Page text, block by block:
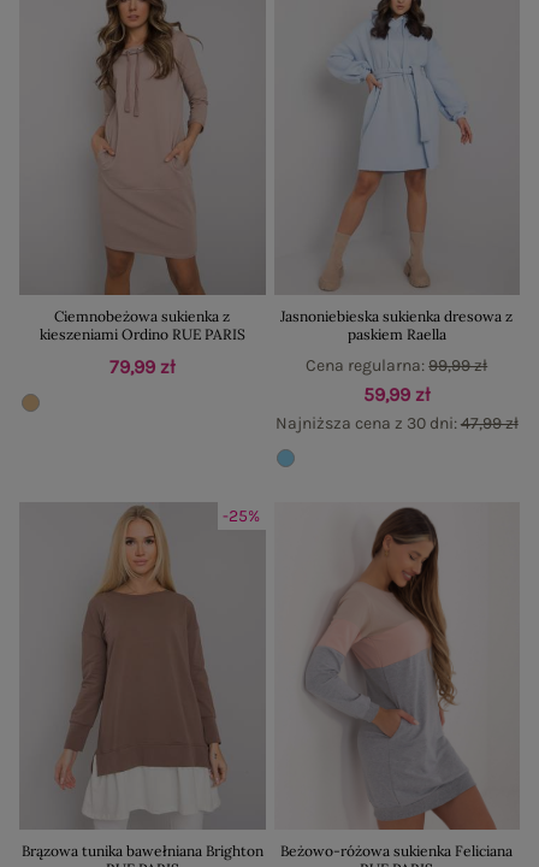
Ciemnobeżowa sukienka z
kieszeniami Ordino RUE PARIS
79,99 zł
Jasnoniebieska sukienka dresowa z
paskiem Raella
59,99 zł
Najniższa cena z 30 dni:47,99 zł
Cena regularna:99,99 zł
-25%
Brązowa tunika bawełniana Brighton
Beżowo-różowa sukienka Feliciana